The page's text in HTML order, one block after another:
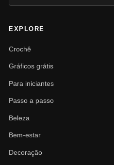
EXPLORE
Crochê
Gráficos grátis
Para iniciantes
Passo a passo
Beleza
Bem-estar
Decoração